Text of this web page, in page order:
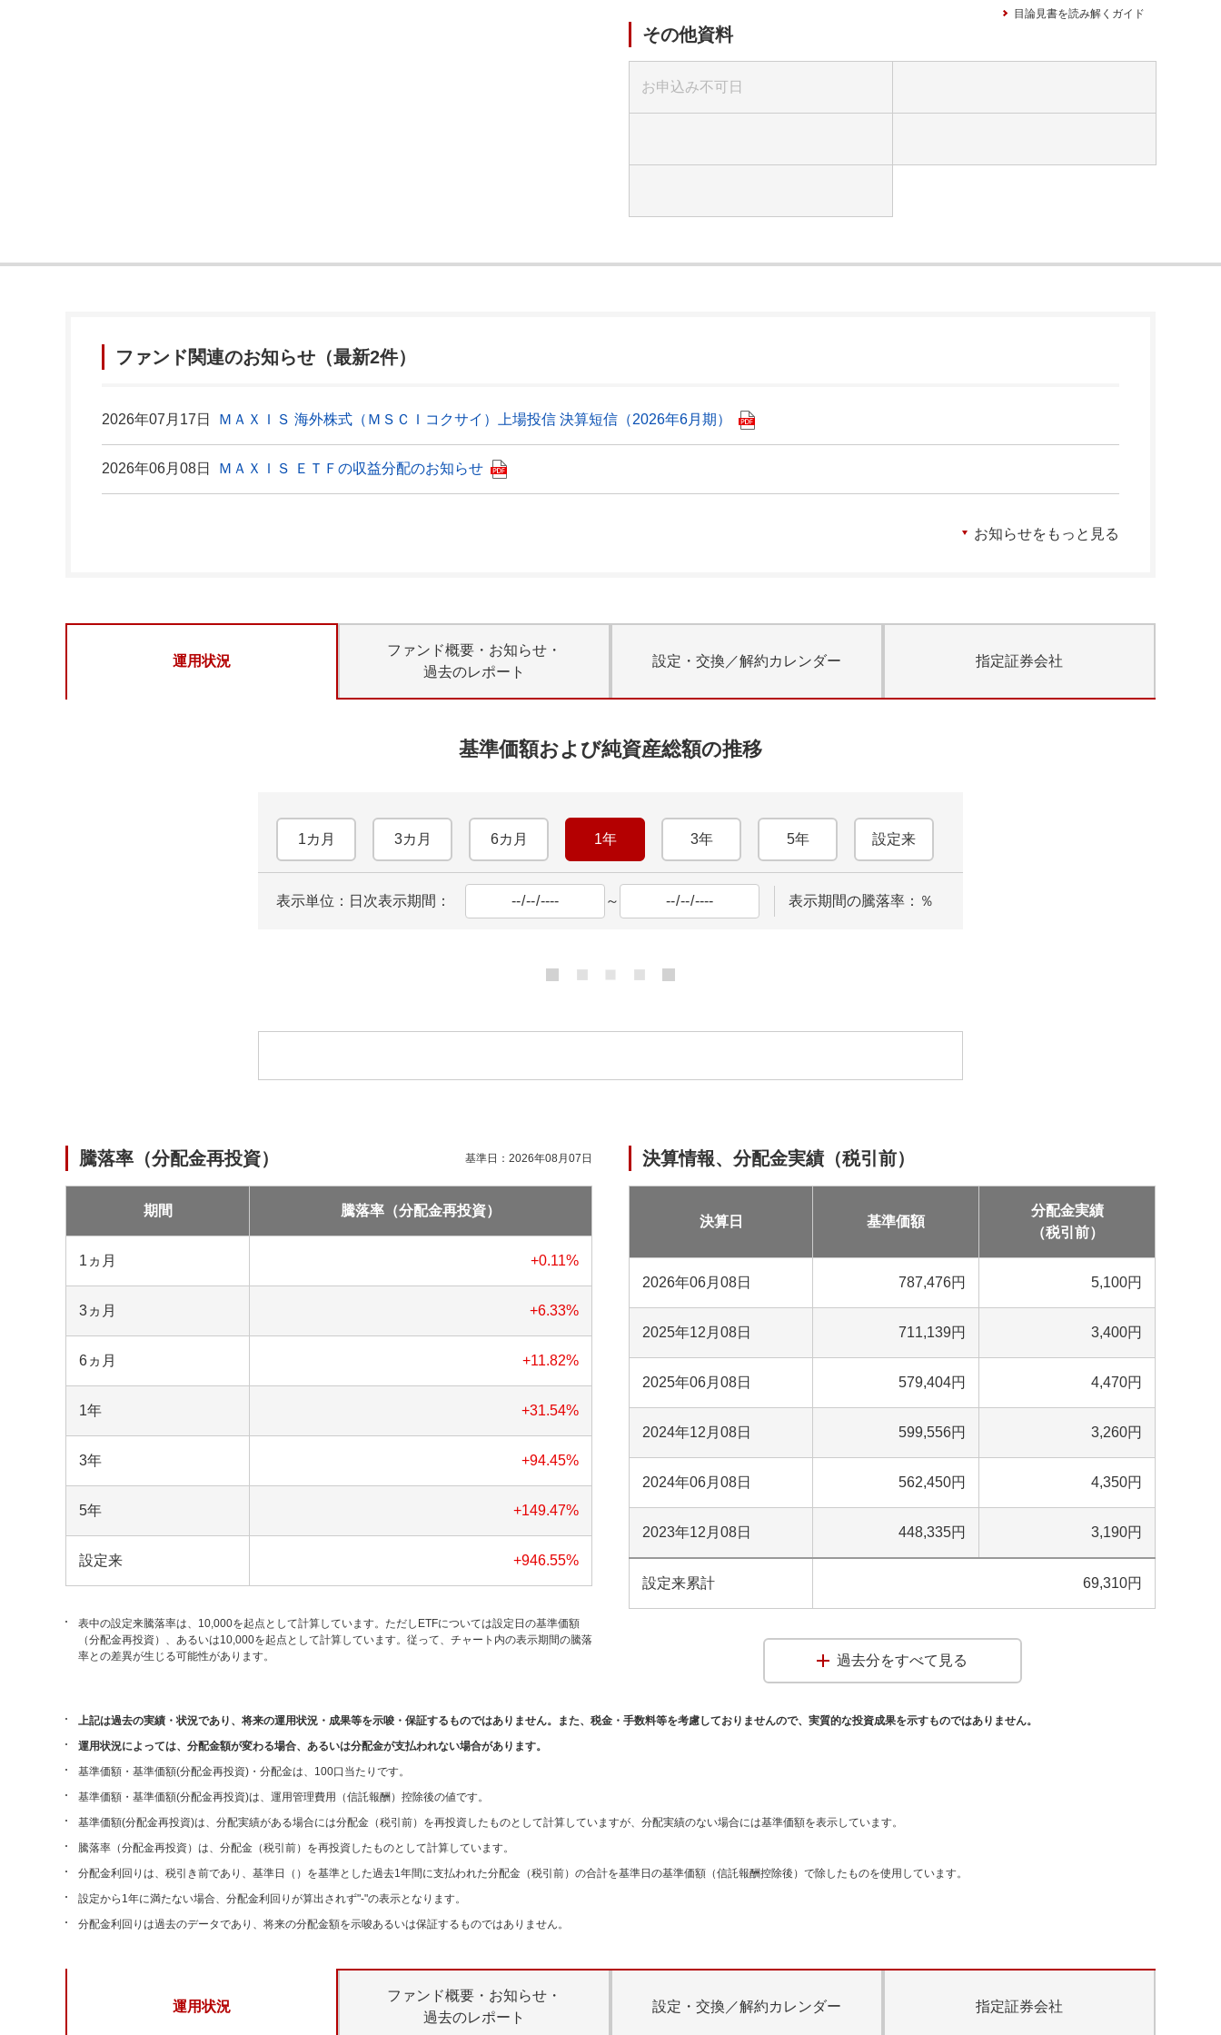
目論見書を読み解くガイド
その他資料
お申込み不可日
ファンド関連のお知らせ（最新2件）
2026年07月17日 ＭＡＸＩＳ 海外株式（ＭＳＣＩコクサイ）上場投信 決算短信（2026年6月期）
2026年06月08日 ＭＡＸＩＳ ＥＴＦの収益分配のお知らせ
お知らせをもっと見る
運用状況
ファンド概要・お知らせ・
過去のレポート
設定・交換／解約カレンダー 指定証券会社
基準価額および純資産総額の推移
1カ月 3カ月 6カ月 1年 3年 5年 設定来
表示単位：日次表示期間： ～ 表示期間の騰落率： ％
騰落率（分配金再投資） 基準日： 2026年08月07日
期間 騰落率（分配金再投資）
1ヵ月 +0.11%
3ヵ月 +6.33%
6ヵ月 +11.82%
1年 +31.54%
3年 +94.45%
5年 +149.47%
設定来 +946.55%
表中の設定来騰落率は、10,000を起点として計算しています。ただしETFについては設定日の基準価額
（分配金再投資）、あるいは10,000を起点として計算しています。従って、チャート内の表示期間の騰落
率との差異が生じる可能性があります。
決算情報、分配金実績（税引前）
決算日 基準価額
分配金実績
（税引前）
2026年06月08日 787,476円 5,100円
2025年12月08日 711,139円 3,400円
2025年06月08日 579,404円 4,470円
2024年12月08日 599,556円 3,260円
2024年06月08日 562,450円 4,350円
2023年12月08日 448,335円 3,190円
設定来累計 69,310円
過去分をすべて見る
上記は過去の実績・状況であり、将来の運用状況・成果等を示唆・保証するものではありません。また、税金・手数料等を考慮しておりませんので、実質的な投資成果を示すものではありません。
運用状況によっては、分配金額が変わる場合、あるいは分配金が支払われない場合があります。
基準価額・基準価額(分配金再投資)・分配金は、100口当たりです。
基準価額・基準価額(分配金再投資)は、運用管理費用（信託報酬）控除後の値です。
基準価額(分配金再投資)は、分配実績がある場合には分配金（税引前）を再投資したものとして計算していますが、分配実績のない場合には基準価額を表示しています。
騰落率（分配金再投資）は、分配金（税引前）を再投資したものとして計算しています。
分配金利回りは、税引き前であり、基準日（ ）を基準とした過去1年間に支払われた分配金（税引前）の合計を基準日の基準価額（信託報酬控除後）で除したものを使用しています。
設定から1年に満たない場合、分配金利回りが算出されず"-"の表示となります。
分配金利回りは過去のデータであり、将来の分配金額を示唆あるいは保証するものではありません。
運用状況
ファンド概要・お知らせ・
過去のレポート
設定・交換／解約カレンダー 指定証券会社